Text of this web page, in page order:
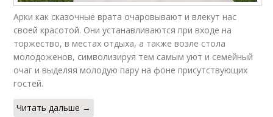
Арки как сказочные врата очаровывают и влекут нас
своей красотой. Они устанавливаются при входе на
торжество, в местах отдыха, а также возле стола
молодоженов, символизируя тем самым уют и семейный
очаг и выделяя молодую пару на фоне присутствующих
гостей.
Читать дальше →